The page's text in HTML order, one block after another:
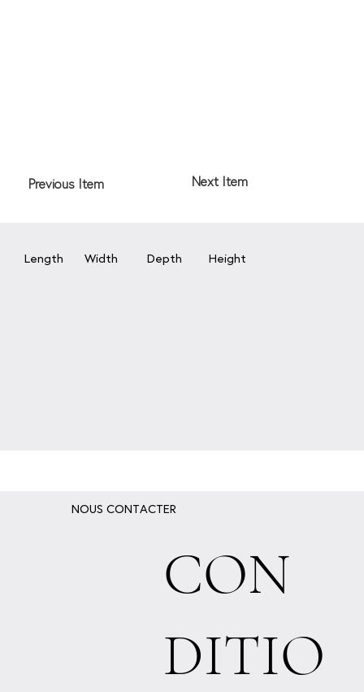
Length Width Depth Height
Next Item
Previous Item
NOUS CONTACTER
CON
DITIO